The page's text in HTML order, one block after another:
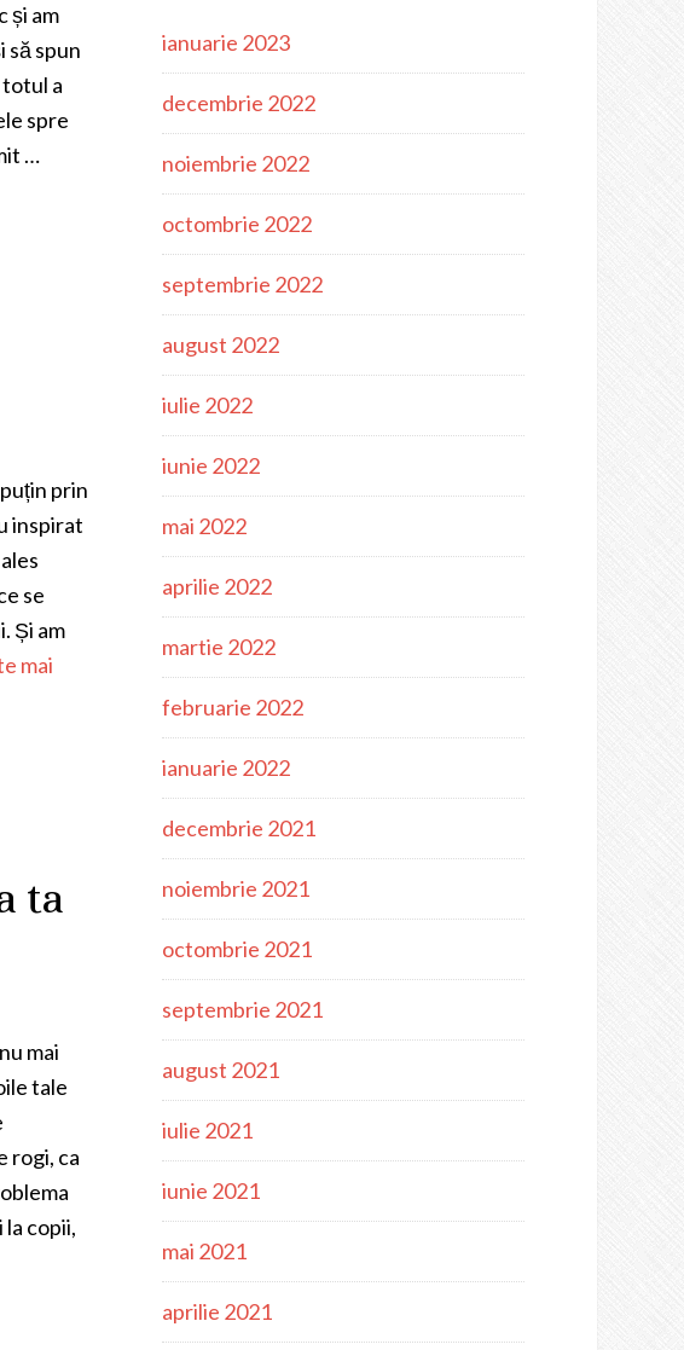
și am
să spun
a
spre
…
prin
inspirat
se
Și am
mai
ta
mai
tale
rogi, ca
copii,
ianuarie 2023
decembrie 2022
noiembrie 2022
octombrie 2022
septembrie 2022
august 2022
iulie 2022
iunie 2022
mai 2022
aprilie 2022
martie 2022
februarie 2022
ianuarie 2022
decembrie 2021
noiembrie 2021
octombrie 2021
septembrie 2021
august 2021
iulie 2021
iunie 2021
mai 2021
aprilie 2021